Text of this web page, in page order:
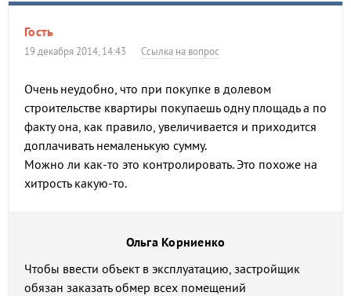
Гость
19 декабря 2014, 14:43 Ссылка на вопрос
Очень неудобно, что при покупке в долевом
строительстве квартиры покупаешь одну площадь а по
факту она, как правило, увеличивается и приходится
доплачивать немаленькую сумму.
Можно ли как-то это контролировать. Это похоже на
хитрость какую-то.
Ольга Корниенко
Чтобы ввести объект в эксплуатацию, застройщик
обязан заказать обмер всех помещений